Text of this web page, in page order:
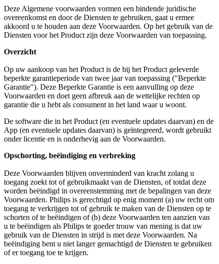
Deze Algemene voorwaarden vormen een bindende juridische
overeenkomst en door de Diensten te gebruiken, gaat u ermee
akkoord u te houden aan deze Voorwaarden. Op het gebruik van de
Diensten voor het Product zijn deze Voorwaarden van toepassing.
Overzicht
Op uw aankoop van het Product is de bij het Product geleverde
beperkte garantieperiode van twee jaar van toepassing ("Beperkte
Garantie"). Deze Beperkte Garantie is een aanvulling op deze
Voorwaarden en doet geen afbreuk aan de wettelijke rechten op
garantie die u hebt als consument in het land waar u woont.
De software die in het Product (en eventuele updates daarvan) en de
App (en eventuele updates daarvan) is geïntegreerd, wordt gebruikt
onder licentie en is onderhevig aan de Voorwaarden.
Opschorting, beëindiging en verbreking
Deze Voorwaarden blijven onverminderd van kracht zolang u
toegang zoekt tot of gebruikmaakt van de Diensten, of totdat deze
worden beëindigd in overeenstemming met de bepalingen van deze
Voorwaarden. Philips is gerechtigd op enig moment (a) uw recht om
toegang te verkrijgen tot of gebruik te maken van de Diensten op te
schorten of te beëindigen of (b) deze Voorwaarden ten aanzien van
u te beëindigen als Philips te goeder trouw van mening is dat uw
gebruik van de Diensten in strijd is met deze Voorwaarden. Na
beëindiging bent u niet langer gemachtigd de Diensten te gebruiken
of er toegang toe te krijgen.